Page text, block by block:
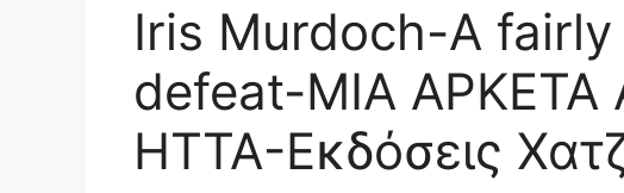
Iris Murdoch-A
defeat-ΜΙΑ ΑΡΚΕΤΑ
ΗΤΤΑ-Εκδόσεις